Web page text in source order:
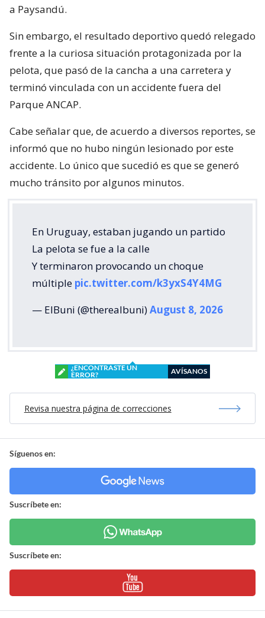
a Paysandú.
Sin embargo, el resultado deportivo quedó relegado
frente a la curiosa situación protagonizada por la
pelota, que pasó de la cancha a una carretera y
terminó vinculada con un accidente fuera del
Parque ANCAP.
Cabe señalar que, de acuerdo a diversos reportes, se
informó que no hubo ningún lesionado por este
accidente. Lo único que sucedió es que se generó
mucho tránsito por algunos minutos.
En Uruguay, estaban jugando un partido
La pelota se fue a la calle
Y terminaron provocando un choque
múltiple pic.twitter.com/k3yxS4Y4MG
— ElBuni (@therealbuni)August 8, 2026
¿ENCONTRASTE UN
ERROR?
AVÍSANOS
Revisa nuestra página de correcciones
Síguenos en:
Suscríbete en:
Suscríbete en: